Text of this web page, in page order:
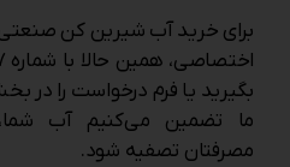
برای خرید آب شیرین کن
بگیرید یا فرم درخواست را در
ما تضمین می‌کنیم آب شما،
مصرفتان تصفیه شود.